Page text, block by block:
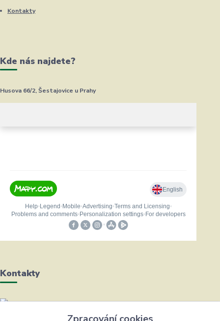
Kontakty
Kde nás najdete?
Husova 66/2, Šestajovice u Prahy
Kontakty
Helena Bayerová